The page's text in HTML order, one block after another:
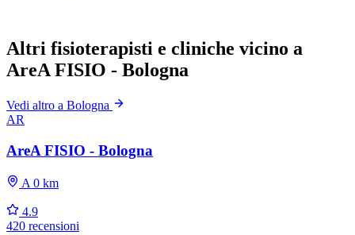
Altri fisioterapisti e cliniche vicino a
AreA FISIO - Bologna
Vedi altro a Bologna
AR
AreA FISIO - Bologna
A 0 km
4.9
420 recensioni